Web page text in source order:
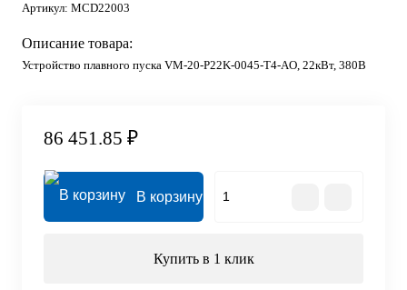
Артикул: MCD22003
Описание товара:
Устройство плавного пуска VM-20-P22K-0045-T4-AO, 22кВт, 380В
86 451.85 ₽
В корзину
Купить в 1 клик